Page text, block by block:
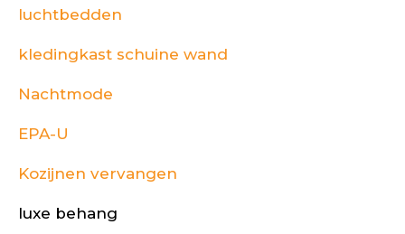
luchtbedden
kledingkast schuine wand
Nachtmode
EPA-U
Kozijnen vervangen
luxe behang